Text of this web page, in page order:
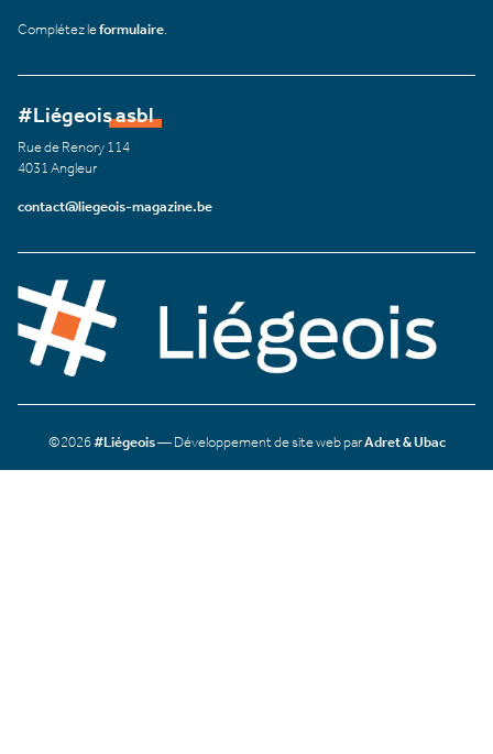
Complétez leformulaire
#Liégeois asbl
Rue de Renory 114
4031 Angleur
contact@liegeois-magazine.be
©2026#Liégeois— Développement de site web parAdret & Ubac